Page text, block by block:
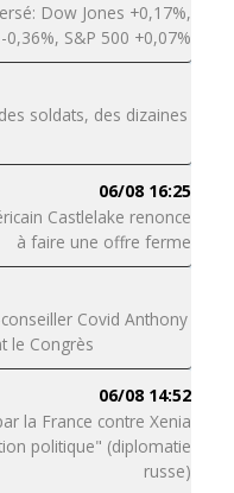
Dow Jones +0,17%,
0,36%, S&P 500 +0,07%
soldats, des dizaines
06/08 16:25
Castlelake renonce
à faire une offre ferme
Covid Anthony
le Congrès
06/08 14:52
la France contre Xenia
politique" (diplomatie
russe)